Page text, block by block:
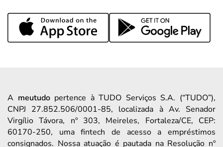
A meutudopertence à TUDO Serviços S.A. (“TUDO”),
CNPJ 27.852.506/0001-85, localizada à Av. Senador
Virgílio Távora, nº 303, Meireles, Fortaleza/CE, CEP:
60170-250, uma fintech de acesso a empréstimos
consignados. Nossa atuação é pautada na Resolução nº